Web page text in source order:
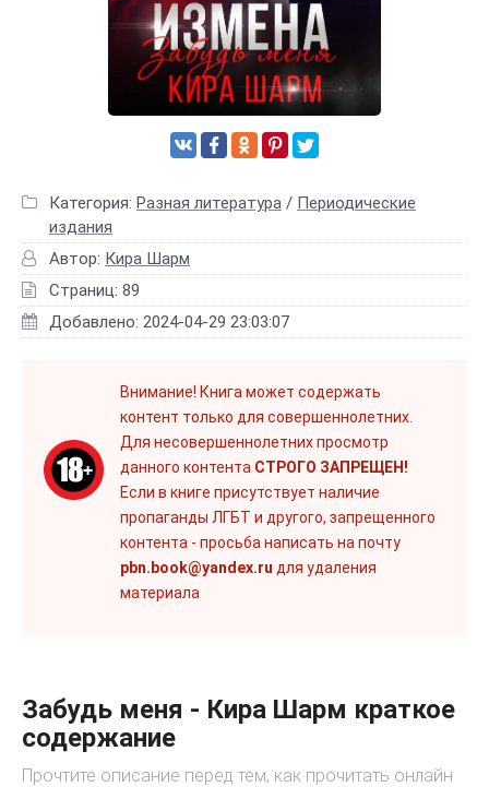
Категория: Разная литература / Периодические
издания
Автор: Кира Шарм
Страниц: 89
Добавлено: 2024-04-29 23:03:07
Внимание! Книга может содержать
контент только для совершеннолетних.
Для несовершеннолетних просмотр
данного контента СТРОГО ЗАПРЕЩЕН!
Если в книге присутствует наличие
пропаганды ЛГБТ и другого, запрещенного
контента - просьба написать на почту
pbn.book@yandex.ru для удаления
материала
Забудь меня - Кира Шарм краткое
содержание
Прочтите описание перед тем, как прочитать онлайн